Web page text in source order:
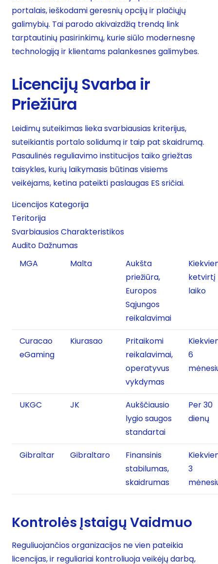
portalais, ieškodami geresnių opcijų ir plačiųjų
galimybių. Tai parodo akivaizdžią trendą link
tarptautinių pasirinkimų, kurie siūlo modernesnę
technologiją ir klientams palankesnes galimybes.
Licencijų Svarba ir
Priežiūra
Leidimų suteikimas lieka svarbiausias kriterijus,
suteikiantis portalo solidumą ir taip pat skaidrumą.
Pasaulinės reguliavimo institucijos taiko griežtas
taisykles, kurių laikymasis būtinas visiems
veikėjams, ketina pateikti paslaugas ES sričiai.
Licencijos Kategorija
Teritorija
Svarbiausios Charakteristikos
Audito Dažnumas
MGA
Malta
Aukšta
priežiūra,
Europos
Sąjungos
reikalavimai
ketvirtį
laiko
Curacao
eGaming
Kiurasao
Pritaikomi
reikalavimai,
operatyvus
vykdymas
6
UKGC JK
Aukščiausio
lygio saugos
standartai
Per 30
dienų
Gibraltar Gibraltaro
Finansinis
stabilumas,
skaidrumas
3
Kontrolės Įstaigų Vaidmuo
Reguliuojančios organizacijos ne vien pateikia
licencijas, ir reguliariai kontroliuoja veikėjų darbą,